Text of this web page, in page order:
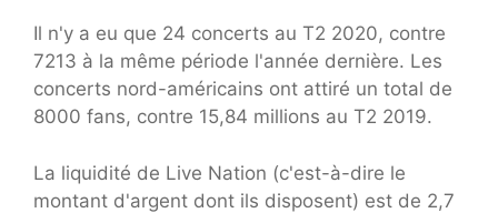
Il n'y a eu que 24 concerts au T2 2020, contre
7213 à la même période l'année dernière. Les
concerts nord-américains ont attiré un total de
8000 fans, contre 15,84 millions au T2 2019.
La liquidité de Live Nation (c'est-à-dire le
montant d'argent dont ils disposent) est de 2,7